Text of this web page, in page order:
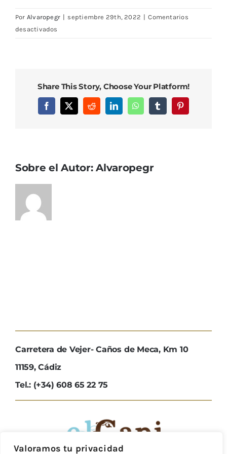
Valoramos tu privacidad
Por Alvaropegr | septiembre 29th, 2022 | Comentarios
desactivados
Share This Story, Choose Your Platform!
Facebook
X RedditLinkedInWhatsAppTumblrPinterest
Sobre el Autor:Alvaropegr
Carretera de Vejer- Caños de Meca, Km 10
11159, Cádiz
Tel.: (+34) 608 65 22 75